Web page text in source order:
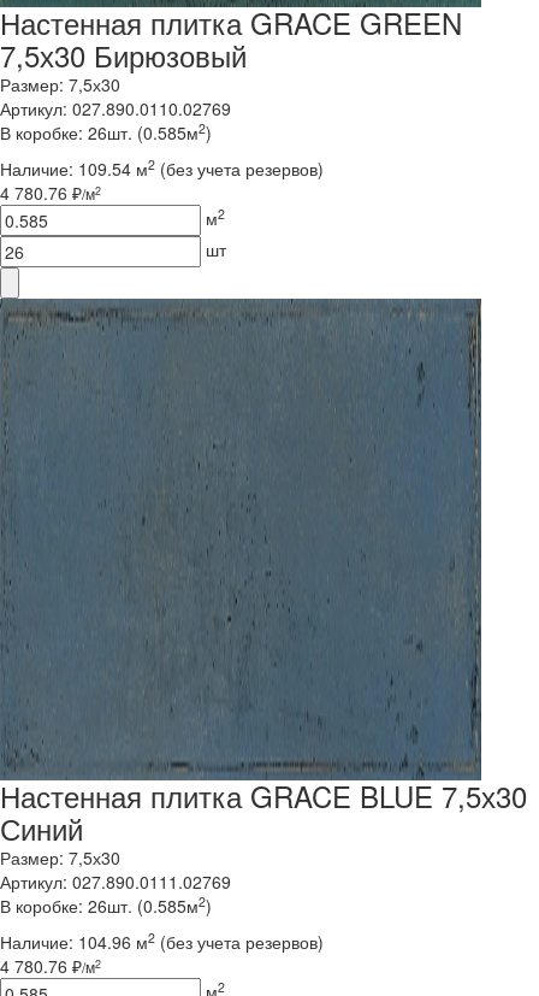
Настенная плитка GRACE GREEN
7,5х30 Бирюзовый
Размер: 7,5х30
Артикул: 027.890.0110.02769
В коробке: 26шт. (0.585м2)
Наличие: 109.54 м2 (без учета резервов)
4 780.76 ₽/м2
м2
шт
Настенная плитка GRACE BLUE 7,5х30
Синий
Размер: 7,5х30
Артикул: 027.890.0111.02769
В коробке: 26шт. (0.585м2)
Наличие: 104.96 м2 (без учета резервов)
4 780.76 ₽/м2
м2